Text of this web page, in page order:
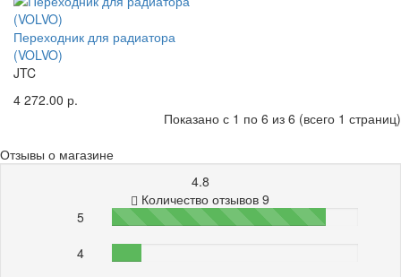
Переходник для радиатора
(VOLVO)
JTC
4 272.00 р.
Показано с 1 по 6 из 6 (всего 1 страниц)
Отзывы о магазине
4.8
Количество отзывов 9
5
87%
4